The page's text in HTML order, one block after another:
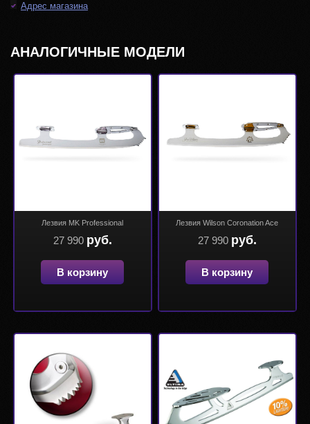
Адрес магазина
АНАЛОГИЧНЫЕ МОДЕЛИ
Лезвия MK Professional
27 990 руб.
В корзину
Лезвия Wilson Coronation Ace
27 990 руб.
В корзину